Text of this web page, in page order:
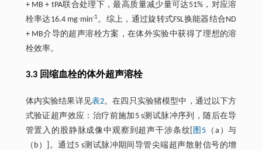
+ MB + tPA联合处理下，最高质量减少量可达51%，对应溶
栓率达16.4 mg∙min-1。综上，通过旋转式FSL换能器结合ND
+ MB介导的超声溶栓方案，在体外实验中获得了理想的溶
栓效率。
3.3 回缩血栓的体外超声溶栓
体内实验结果详见表2。在四只实验猪模型中，通过以下方
式验证超声效应：治疗前施加5 s测试脉冲序列，随后在导
管置入的股静脉成像中观察到超声干涉条纹[ 图5 （a）与
（b）]。通过5 s测试脉冲期间导管尖端超声散射信号的增